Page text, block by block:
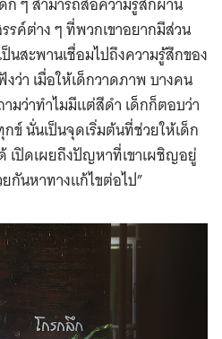
รค์ต่าง ๆ ที่พวกเขาอยากมีส่วน
นสะพานเชื่อมไปถึงความรู้สึกของ
งว่า เมื่อให้เด็กวาดภาพ บางคน
ว่าทำไมมีแต่สีดำ เด็กก็ตอบว่า
ข์ นั่นเป็นจุดเริ่มต้นที่ช่วยให้เด็ก
เปิดเผยถึงปัญหาที่เขาเผชิญอยู่
กันหาทางแก้ไขต่อไป”